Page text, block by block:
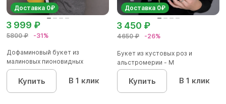
Доставка 0₽
5800 ₽ -31%
3 999 ₽
Дофаминовый букет из
малиновых пионовидных
кустовых роз...
Купить В 1 клик
Доставка 0₽
4650 ₽ -26%
3 450 ₽
Букет из кустовых роз и
альстромерии - М
Купить В 1 клик